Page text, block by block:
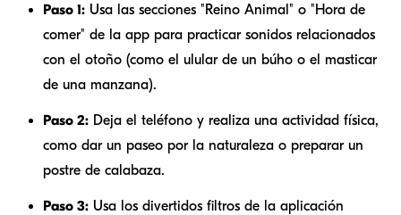
Paso 1: Usa las secciones "Reino Animal" o "Hora de
comer" de la app para practicar sonidos relacionados
con el otoño (como el ulular de un búho o el masticar
de una manzana).
Paso 2: Deja el teléfono y realiza una actividad física,
como dar un paseo por la naturaleza o preparar un
postre de calabaza.
Paso 3: Usa los divertidos filtros de la aplicación